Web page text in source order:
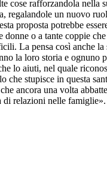
cose rafforzandola nella
regalandole un nuovo
proposta potrebbe
donne o a tante coppie
La pensa così anche la
la loro storia e ognuno
lo aiuti, nel quale
che stupisce in questa
ancora una volta
di relazioni nelle famiglie».